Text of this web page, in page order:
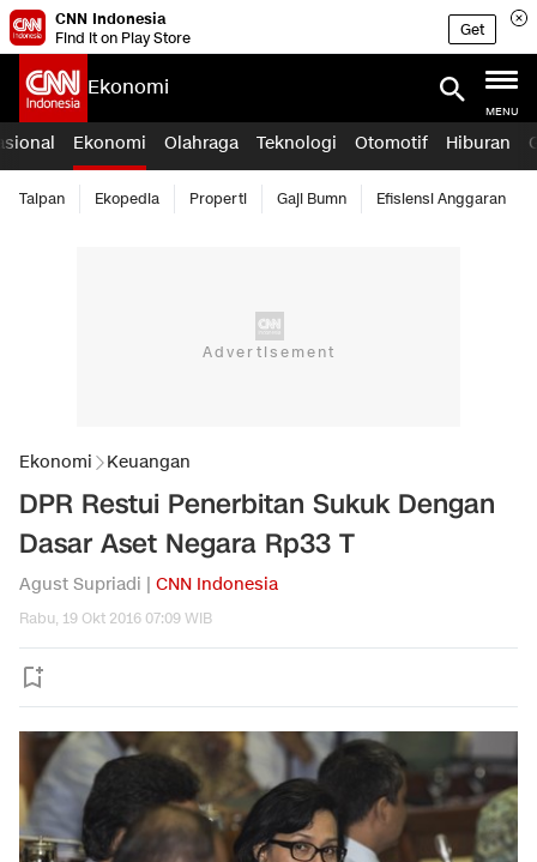
CNN Indonesia
Find it on Play Store
Get
Ekonomi
MENU
Ekonomi Olahraga Teknologi Otomotif Hiburan
Taipan Ekopedia Properti Gaji Bumn Efisiensi Anggaran
Ekonomi Keuangan
DPR Restui Penerbitan Sukuk Dengan
Dasar Aset Negara Rp33 T
Agust Supriadi | CNN Indonesia
Rabu, 19 Okt 2016 07:09 WIB